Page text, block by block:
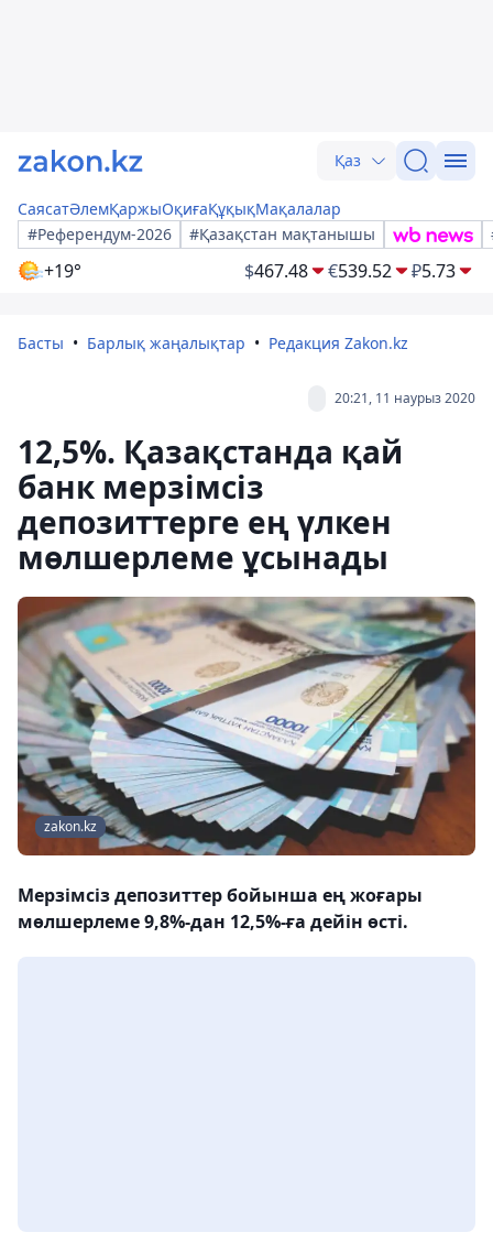
Қаз
СаясатӘлемҚаржыОқиғаҚұқықМақалалар
#Референдум-2026
#Қазақстан мақтанышы
+19° $467.48 €539.52 ₽5.73
Басты Барлық жаңалықтар Редакция Zakon.kz
20:21, 11 наурыз 2020
12,5%. Қазақстанда қай
банк мерзімсіз
депозиттерге ең үлкен
мөлшерлеме ұсынады
zakon.kz
Мерзімсіз депозиттер бойынша ең жоғары
мөлшерлеме 9,8%-дан 12,5%-ға дейін өсті.